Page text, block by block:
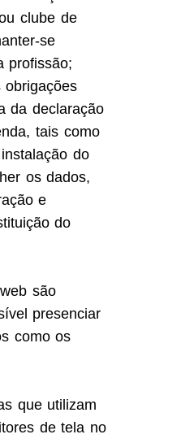
clube de
se
profissão;
da declaração
tais como
do
os dados,
e
do
são
presenciar
como os
que utilizam
de tela no